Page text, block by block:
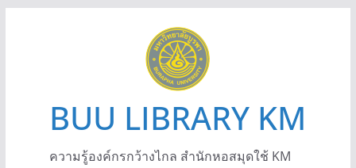
BUU LIBRARY KM
ความรู้องค์กรกว้างไกล สำนักหอสมุดใช้ KM